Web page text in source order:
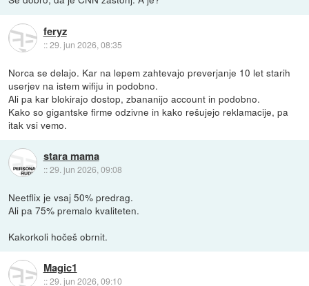
feryz
::29. jun 2026, 08:35
Norca se delajo. Kar na lepem zahtevajo preverjanje 10 let starih
userjev na istem wifiju in podobno.
Ali pa kar blokirajo dostop, zbananijo account in podobno.
Kako so gigantske firme odzivne in kako rešujejo reklamacije, pa
itak vsi vemo.
stara mama
::29. jun 2026, 09:08
Neetflix je vsaj 50% predrag.
Ali pa 75% premalo kvaliteten.
Kakorkoli hočeš obrnit.
Magic1
::29. jun 2026, 09:10